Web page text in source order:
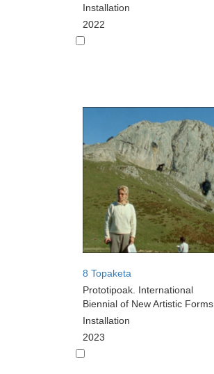
Installation
2022
8 Topaketa
Prototipoak. International
Biennial of New Artistic Forms
Installation
2023